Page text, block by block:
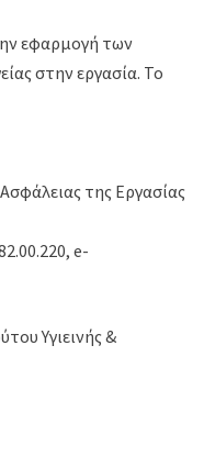
εφαρμογή των
στην εργασία. Το
της Εργασίας
e-
Υγιεινής &